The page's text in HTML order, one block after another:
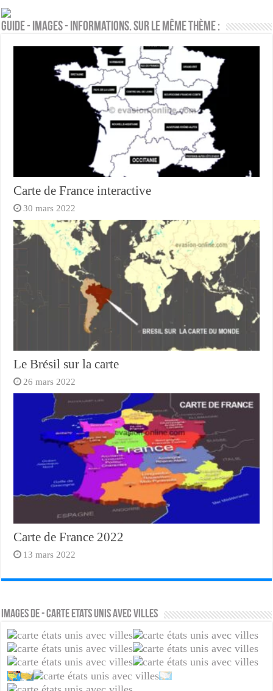
Guide - Images - Informations. Sur le même thème :
Carte de France interactive
30 mars 2022
Le Brésil sur la carte
26 mars 2022
Carte de France 2022
13 mars 2022
Images de - carte etats unis avec villes